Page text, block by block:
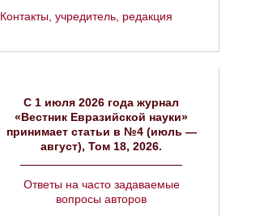
Контакты, учредитель, редакция
C 1 июля 2026 года журнал
«Вестник Евразийской науки»
принимает статьи в №4 (июль —
август), Том 18, 2026.
Ответы на часто задаваемые
вопросы авторов